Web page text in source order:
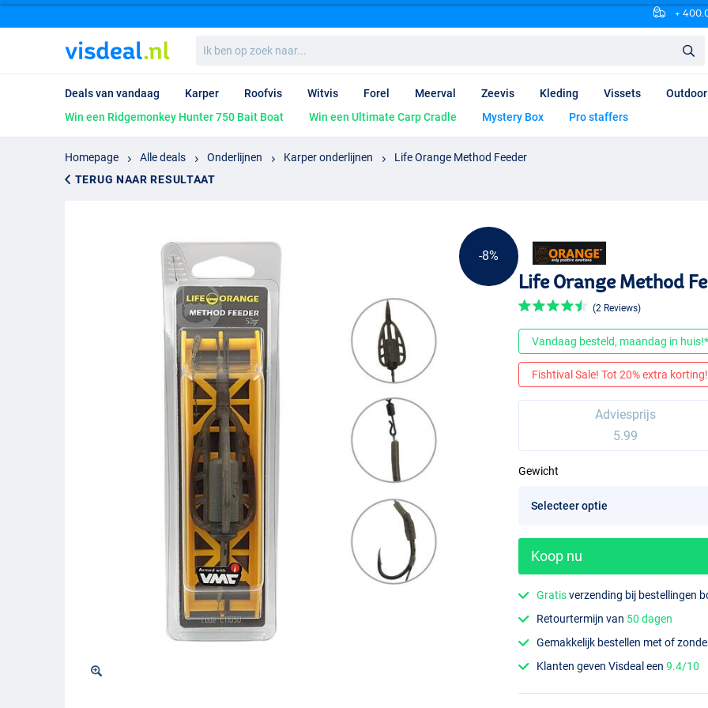
+
ben
op
naar...
Deals van vandaag Karper Roofvis Witvis Forel Meerval Zeevis Kleding Vissets Outdoor
Win een Ridgemonkey Hunter 750 Bait Boat
Win een Ultimate Carp Cradle Mystery Box Pro staffers
Homepage Alle deals Onderlijnen Karper onderlijnen
Life Orange Method Feeder
TERUG NAAR RESULTAAT
-8%
Life Orange Method
(2 Reviews)
Vandaag besteld, maandag in huis!*
Fishtival Sale! Tot 20% extra
Adviesprijs
5.99
Gewicht
Koop nu
Gratisverzending bij bestellingen
Retourtermijn van 50 dagen
Gemakkelijk bestellen met of
Klanten geven Visdeal een9.4/10